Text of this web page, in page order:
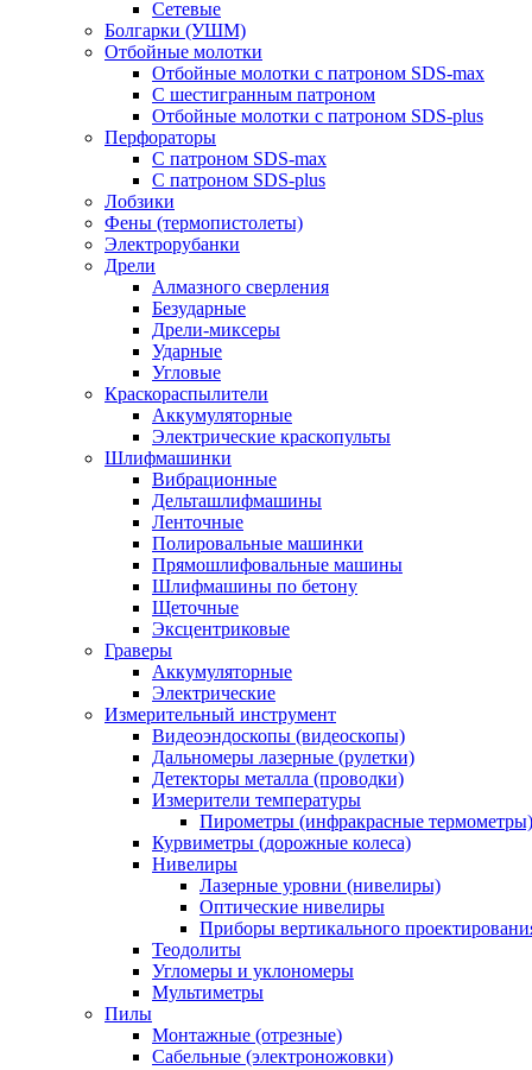
Сетевые
Болгарки (УШМ)
Отбойные молотки
Отбойные молотки с патроном SDS-max
С шестигранным патроном
Отбойные молотки с патроном SDS-plus
Перфораторы
С патроном SDS-max
С патроном SDS-plus
Лобзики
Фены (термопистолеты)
Электрорубанки
Дрели
Алмазного сверления
Безударные
Дрели-миксеры
Ударные
Угловые
Краскораспылители
Аккумуляторные
Электрические краскопульты
Шлифмашинки
Вибрационные
Дельташлифмашины
Ленточные
Полировальные машинки
Прямошлифовальные машины
Шлифмашины по бетону
Щеточные
Эксцентриковые
Граверы
Аккумуляторные
Электрические
Измерительный инструмент
Видеоэндоскопы (видеоскопы)
Дальномеры лазерные (рулетки)
Детекторы металла (проводки)
Измерители температуры
Пирометры (инфракрасные термометры)
Курвиметры (дорожные колеса)
Нивелиры
Лазерные уровни (нивелиры)
Оптические нивелиры
Приборы вертикального
Теодолиты
Угломеры и уклономеры
Мультиметры
Пилы
Монтажные (отрезные)
Сабельные (электроножовки)